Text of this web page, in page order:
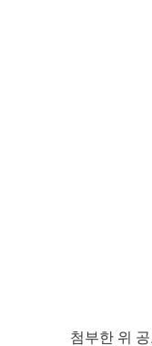
첨부한 위